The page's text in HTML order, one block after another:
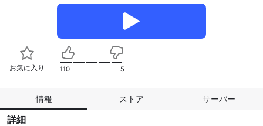
お気に入り 110 5
情報 ストア サーバー
詳細